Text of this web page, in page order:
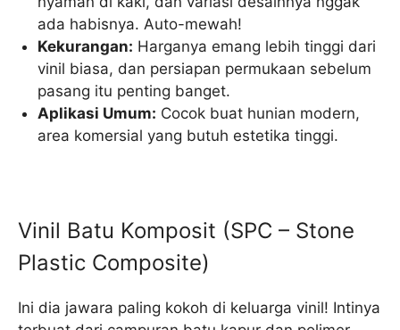
ada habisnya. Auto-mewah!
Kekurangan: Harganya emang lebih tinggi dari
vinil biasa, dan persiapan permukaan sebelum
pasang itu penting banget.
Aplikasi Umum: Cocok buat hunian modern,
area komersial yang butuh estetika tinggi.
Vinil Batu Komposit (SPC – Stone
Plastic Composite)
Ini dia jawara paling kokoh di keluarga vinil! Intinya